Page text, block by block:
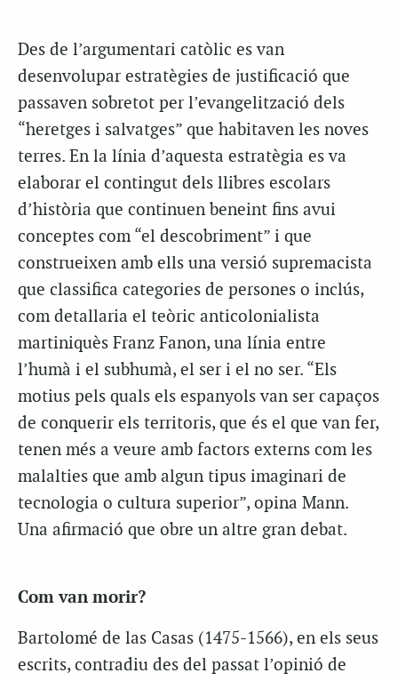
Des de l’argumentari catòlic es van
desenvolupar estratègies de justificació que
passaven sobretot per l’evangelització dels
“heretges i salvatges” que habitaven les noves
terres. En la línia d’aquesta estratègia es va
elaborar el contingut dels llibres escolars
d’història que continuen beneint fins avui
conceptes com “el descobriment” i que
construeixen amb ells una versió supremacista
que classifica categories de persones o inclús,
com detallaria el teòric anticolonialista
martiniquès Franz Fanon, una línia entre
l’humà i el subhumà, el ser i el no ser. “Els
motius pels quals els espanyols van ser capaços
de conquerir els territoris, que és el que van fer,
tenen més a veure amb factors externs com les
malalties que amb algun tipus imaginari de
tecnologia o cultura superior”, opina Mann.
Una afirmació que obre un altre gran debat.
Com van morir?
Bartolomé de las Casas (1475-1566), en els seus
escrits, contradiu des del passat l’opinió de